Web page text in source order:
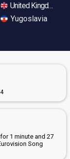
United Kingdom
Yugoslavia
1 minute and 27
Song